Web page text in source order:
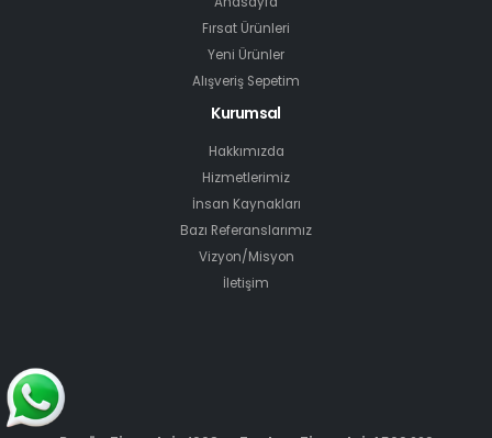
Fırsat Ürünleri
Yeni Ürünler
Alışveriş Sepetim
Kurumsal
Hakkımızda
Hizmetlerimiz
İnsan Kaynakları
Bazı Referanslarımız
Vizyon/Misyon
İletişim